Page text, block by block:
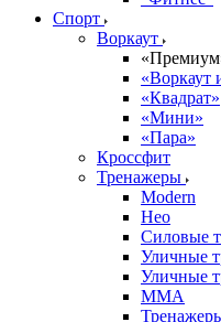
Спорт
Воркаут
«Воркаут
«Квадрат»
«Мини»
«Пара»
Кроссфит
Тренажеры
Modern
Нео
Силовые
Уличные
Уличные
ММА